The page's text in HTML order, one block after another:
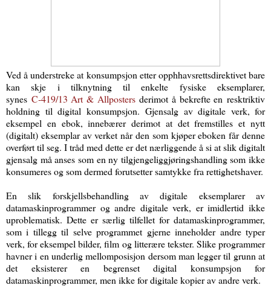
Ved å understreke at konsumpsjon etter opphhavsretts­direktivet bare
kan skje i tilknytning til enkelte fysiske eksemplarer,
synes C‑419/13 Art & Allpostersderimot å bekrefte enresktriktiv
holdning til digital konsumpsjon. Gjensalg av digitale verk, for
eksempel en ebok, inne­bærer derimot at det fremstilles et nytt
(digitalt) eksemplar av verket når den som kjøper eboken får denne
overført til seg. I tråd med dette er det nærliggende å si at slik digitalt
gjensalg må anses som en ny tilgjengeliggjøringshandling som ikke
konsumeres og som dermed forutsetter samtykke fra rettighetshaver.
En slik forskjellsbehandling av digitale eksemplarer av
datamaskinprogrammer og andre digitale verk, er imidlertid ikke
uproblematisk. Dette er særlig tilfellet for datamaskinprogrammer,
som i tillegg til selve programmet gjerne inneholder andre typer
verk, for eksempel bilder, film og litterære tekster. Slike programmer
havner i en underlig mellomposisjon dersom man legger til grunn at
det eksisterer en begrenset digital konsumpsjon for
datamaskinprogrammer, men ikke for digitale kopier av andre verk.